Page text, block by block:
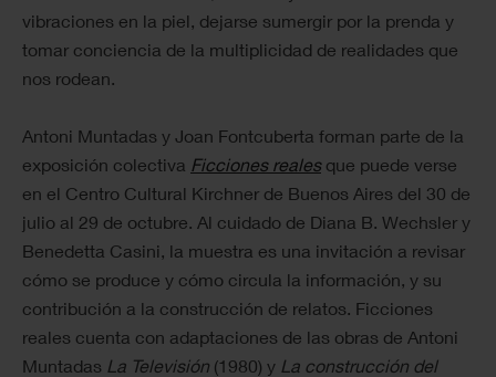
vibraciones en la piel, dejarse sumergir por la prenda y
tomar conciencia de la multiplicidad de realidades que
nos rodean.
Antoni Muntadas y Joan Fontcuberta forman parte de la
exposición colectiva Ficciones realesque puede verse
en el Centro Cultural Kirchner de Buenos Aires del 30 de
julio al 29 de octubre. Al cuidado de Diana B. Wechsler y
Benedetta Casini, la muestra es una invitación a revisar
cómo se produce y cómo circula la información, y su
contribución a la construcción de relatos. Ficciones
reales cuenta con adaptaciones de las obras de Antoni
Muntadas La Televisión (1980) y La construcción del